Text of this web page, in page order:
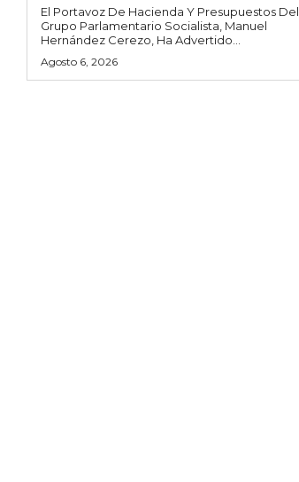
El Portavoz De Hacienda Y Presupuestos Del
Grupo Parlamentario Socialista, Manuel
Hernández Cerezo, Ha Advertido...
Agosto 6, 2026